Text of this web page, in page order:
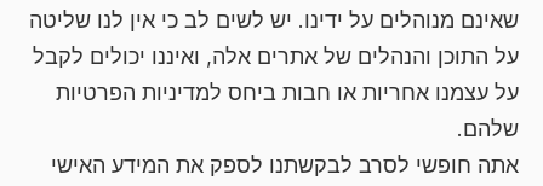
שאינם מנוהלים על ידינו. יש לשים לב כי אין לנו שליטה
על התוכן והנהלים של אתרים אלה, ואיננו יכולים לקבל
על עצמנו אחריות או חבות ביחס למדיניות הפרטיות
שלהם.
אתה חופשי לסרב לבקשתנו לספק את המידע האישי